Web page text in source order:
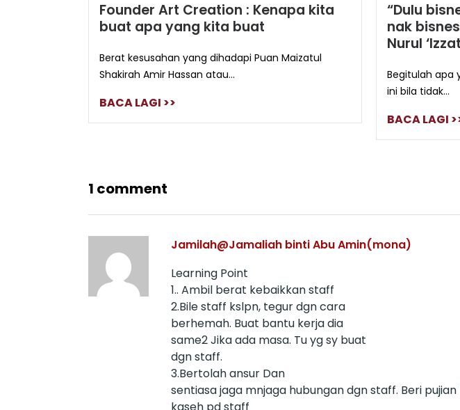
Founder Art Creation : Kenapa kita
buat apa yang kita buat
Berat kesusahan yang dihadapi Puan Maizatul
Shakirah Amir Hassan atau...
BACA LAGI >>
“Dulu
nak
Nurul
Begitulah apa
ini bila tidak...
BACA LAGI
1 comment
Jamilah@Jamaliah binti Abu Amin(mona)
Learning Point
1.. Ambil berat kebaikkan staff
2.Bile staff kslpn, tegur dgn cara
berhemah. Buat bantu kerja dia
same2 Jika ada masa. Tu yg sy buat
dgn staff.
3.Bertolah ansur Dan
sentiasa jaga mnjaga hubungan dgn staff. Beri pujian